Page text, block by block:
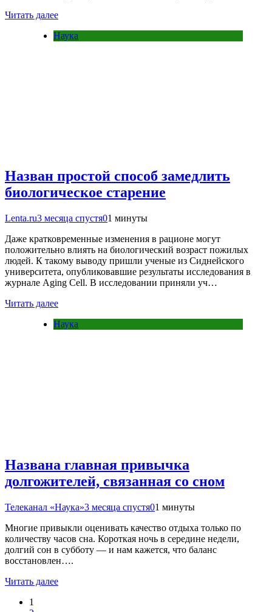
Читать далее
Наука
Назван простой способ замедлить
биологическое старение
Lenta.ru3 месяца спустя01 минуты
Даже кратковременные изменения в рационе могут
положительно влиять на биологический возраст пожилых
людей. К такому выводу пришли ученые из Сиднейского
университета, опубликовавшие результаты исследования в
журнале Aging Cell. В исследовании приняли уч…
Читать далее
Наука
Названа главная привычка
долгожителей, связанная со сном
Телеканал «Наука»3 месяца спустя01 минуты
Многие привыкли оценивать качество отдыха только по
количеству часов сна. Короткая ночь в середине недели,
долгий сон в субботу — и нам кажется, что баланс
восстановлен….
Читать далее
1